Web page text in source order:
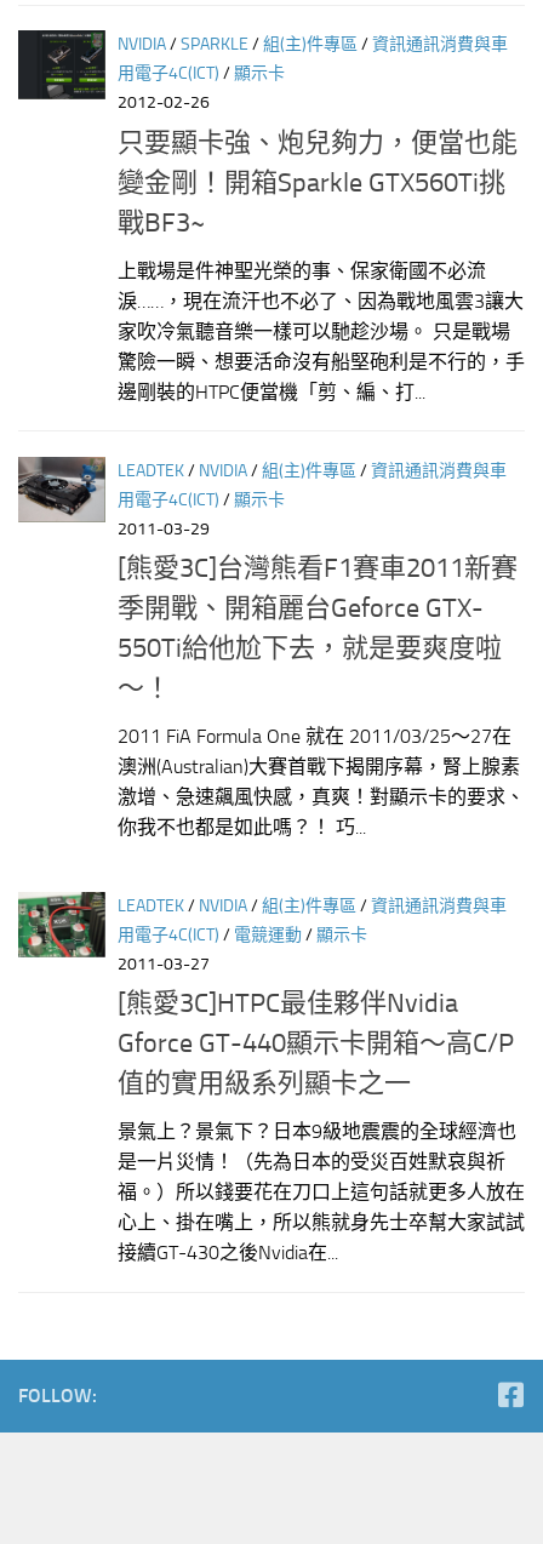
NVIDIA/SPARKLE /組(主)件專區 /資訊通訊消費與車
用電子4C(ICT) /顯示卡
2012-02-26
只要顯卡強、炮兒夠力，便當也能
變金剛！開箱Sparkle GTX560Ti挑
戰BF3~
上戰場是件神聖光榮的事、保家衛國不必流
淚……，現在流汗也不必了、因為戰地風雲3讓大
家吹冷氣聽音樂一樣可以馳趁沙場。 只是戰場
驚險一瞬、想要活命沒有船堅砲利是不行的，手
邊剛裝的HTPC便當機「剪、編、打...
LEADTEK/ NVIDIA/組(主)件專區 /資訊通訊消費與車
用電子4C(ICT) /顯示卡
2011-03-29
[熊愛3C]台灣熊看F1賽車2011新賽
季開戰、開箱麗台Geforce GTX-
550Ti給他尬下去，就是要爽度啦
～！
2011 FiA Formula One 就在 2011/03/25～27在
澳洲(Australian)大賽首戰下揭開序幕，腎上腺素
激增、急速飆風快感，真爽！對顯示卡的要求、
你我不也都是如此嗎？！ 巧...
LEADTEK/ NVIDIA/組(主)件專區 /資訊通訊消費與車
用電子4C(ICT) / 電競運動/顯示卡
2011-03-27
[熊愛3C]HTPC最佳夥伴Nvidia
Gforce GT-440顯示卡開箱～高C/P
值的實用級系列顯卡之一
景氣上？景氣下？日本9級地震震的全球經濟也
是一片災情！（先為日本的受災百姓默哀與祈
福。）所以錢要花在刀口上這句話就更多人放在
心上、掛在嘴上，所以熊就身先士卒幫大家試試
接續GT-430之後Nvidia在...
FOLLOW: